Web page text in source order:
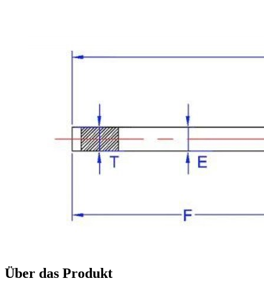
Über das Produkt